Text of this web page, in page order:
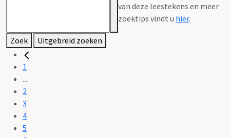
van deze leestekens en meer
zoektips vindt u hier.
Zoek Uitgebreid zoeken
1
...
2
3
4
5